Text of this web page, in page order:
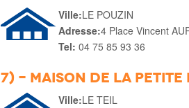
Ville:LE POUZIN
Adresse:4 Place Vincent
Tel: 04 75 85 93 36
7) - Maison de la
Ville:LE TEIL